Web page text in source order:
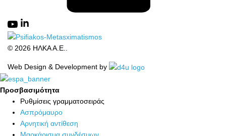
© 2026 ΗΛΚΑ Α.Ε..
Web Design & Development by
Προσβασιμότητα
Προσβασιμότητα
Ρυθμίσεις γραμματοσειράς
Ασπρόμαυρο
Αρνητική αντίθεση